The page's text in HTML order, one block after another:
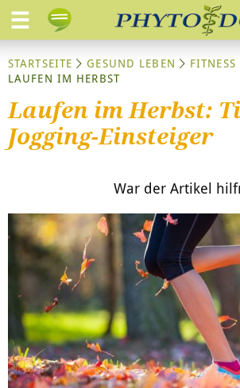
STARTSEITE GESUND LEBEN
FITNESS
LAUFEN IM HERBST
Laufen im Herbst:
Jogging-Einsteiger
War der Artikel